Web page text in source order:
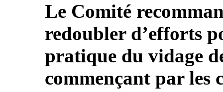
Le Comité
redoubler d’efforts
pratique du vidage
commençant par les